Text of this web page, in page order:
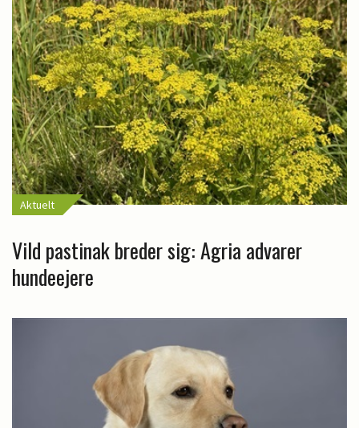
Aktuelt
Vild pastinak breder sig: Agria advarer
hundeejere